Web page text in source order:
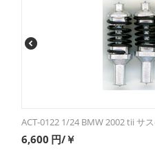
ACT-0122 1/24 BMW 2002 tii サ
6,600 円/￥